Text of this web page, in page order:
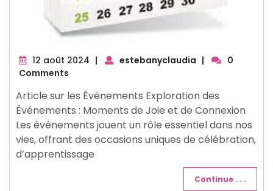
12 août 2024 12| estebanyclaudia |
0
Comments
Article sur les Événements Exploration des
Événements : Moments de Joie et de Connexion
Les événements jouent un rôle essentiel dans nos
vies, offrant des occasions uniques de célébration,
d’apprentissage
Continue . . .